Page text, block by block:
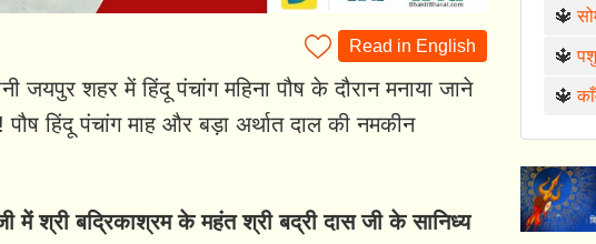
Read in English
जयपुर शहर में हिंदू पंचांग महिना पौष के दौरान मनाया जाने
पौष हिंदू पंचांग माह और बड़ा अर्थात दाल की नमकीन
श्री बद्रिकाश्रम के महंत श्री बद्री दास जी के सानिध्य
🔱
🔱
🔱